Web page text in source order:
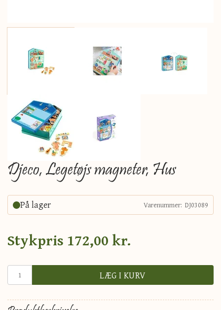
Djeco, Legetøjs magneter, Hus
På lager Varenummer: DJ03089
Stykpris 172,00 kr.
LÆG I KURV